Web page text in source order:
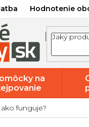
Hodnotenie
na
funguje?